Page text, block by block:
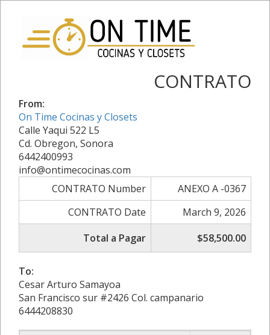
CONTRATO
From:
On Time Cocinas y Closets
Calle Yaqui 522 L5
Cd. Obregon, Sonora
6442400993
info@ontimecocinas.com
CONTRATO Number
ANEXO A -0367
CONTRATO Date
March 9, 2026
Total a Pagar
$58,500.00
To:
Cesar Arturo Samayoa
San Francisco sur #2426 Col. campanario
6444208830